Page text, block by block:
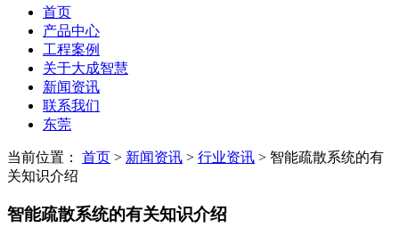
首页
产品中心
工程案例
关于大成智慧
新闻资讯
联系我们
东莞
当前位置： 首页 > 新闻资讯 > 行业资讯 > 智能疏散系统的有
关知识介绍
智能疏散系统的有关知识介绍